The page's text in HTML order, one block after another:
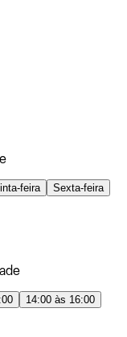
feira
Sexta-feira
14:00 às 16:00